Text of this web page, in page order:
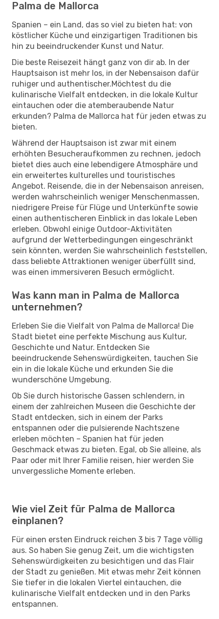
Palma de Mallorca
Spanien – ein Land, das so viel zu bieten hat: von
köstlicher Küche und einzigartigen Traditionen bis
hin zu beeindruckender Kunst und Natur.
Die beste Reisezeit hängt ganz von dir ab. In der
Hauptsaison ist mehr los, in der Nebensaison dafür
ruhiger und authentischer.Möchtest du die
kulinarische Vielfalt entdecken, in die lokale Kultur
eintauchen oder die atemberaubende Natur
erkunden? Palma de Mallorca hat für jeden etwas zu
bieten.
Während der Hauptsaison ist zwar mit einem
erhöhten Besucheraufkommen zu rechnen, jedoch
bietet dies auch eine lebendigere Atmosphäre und
ein erweitertes kulturelles und touristisches
Angebot. Reisende, die in der Nebensaison anreisen,
werden wahrscheinlich weniger Menschenmassen,
niedrigere Preise für Flüge und Unterkünfte sowie
einen authentischeren Einblick in das lokale Leben
erleben. Obwohl einige Outdoor-Aktivitäten
aufgrund der Wetterbedingungen eingeschränkt
sein könnten, werden Sie wahrscheinlich feststellen,
dass beliebte Attraktionen weniger überfüllt sind,
was einen immersiveren Besuch ermöglicht.
Was kann man in Palma de Mallorca
unternehmen?
Erleben Sie die Vielfalt von Palma de Mallorca! Die
Stadt bietet eine perfekte Mischung aus Kultur,
Geschichte und Natur. Entdecken Sie
beeindruckende Sehenswürdigkeiten, tauchen Sie
ein in die lokale Küche und erkunden Sie die
wunderschöne Umgebung.
Ob Sie durch historische Gassen schlendern, in
einem der zahlreichen Museen die Geschichte der
Stadt entdecken, sich in einem der Parks
entspannen oder die pulsierende Nachtszene
erleben möchten – Spanien hat für jeden
Geschmack etwas zu bieten. Egal, ob Sie alleine, als
Paar oder mit Ihrer Familie reisen, hier werden Sie
unvergessliche Momente erleben.
Wie viel Zeit für Palma de Mallorca
einplanen?
Für einen ersten Eindruck reichen 3 bis 7 Tage völlig
aus. So haben Sie genug Zeit, um die wichtigsten
Sehenswürdigkeiten zu besichtigen und das Flair
der Stadt zu genießen. Mit etwas mehr Zeit können
Sie tiefer in die lokalen Viertel eintauchen, die
kulinarische Vielfalt entdecken und in den Parks
entspannen.